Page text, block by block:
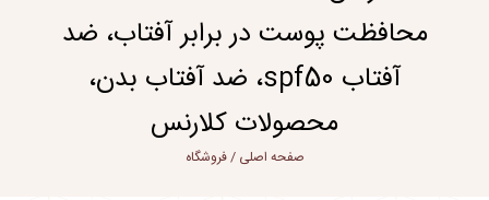
محافظت پوست در برابر آفتاب، ضد
آفتاب spf50، ضد آفتاب بدن،
محصولات کلارنس
صفحه اصلی /فروشگاه